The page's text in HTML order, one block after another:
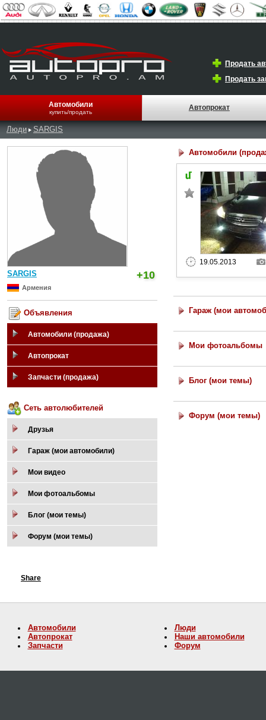
Продать
Продать
Автомобили
купить/продать
Автопрокат
Люди SARGIS
SARGIS +10
Армения
Объявления
Автомобили (продажа)
Автопрокат
Запчасти (продажа)
Сеть автолюбителей
Друзья
Гараж (мои автомобили)
Мои видео
Мои фотоальбомы
Блог (мои темы)
Форум (мои темы)
Share
Автомобили
19.05.2013
Гараж (мои
Мои фотоальбомы
Блог (мои темы)
Форум (мои темы)
Автомобили
Автопрокат
Запчасти
Люди
Наши автомобили
Форум